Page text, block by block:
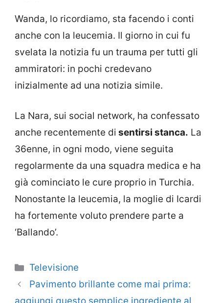
Wanda, lo ricordiamo, sta facendo i conti
anche con la leucemia. Il giorno in cui fu
svelata la notizia fu un trauma per tutti gli
ammiratori: in pochi credevano
inizialmente ad una notizia simile.
La Nara, sui social network, ha confessato
anche recentemente di sentirsi stanca. La
36enne, in ogni modo, viene seguita
regolarmente da una squadra medica e ha
già cominciato le cure proprio in Turchia.
Nonostante la leucemia, la moglie di Icardi
ha fortemente voluto prendere parte a
‘Ballando’.
Categorie
Televisione
Pavimento brillante come mai prima: